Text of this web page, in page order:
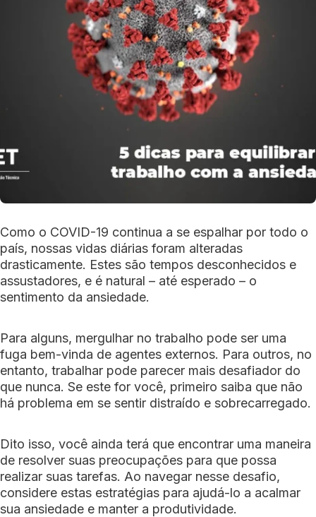
Como o COVID-19 continua a se espalhar por todo o
país, nossas vidas diárias foram alteradas
drasticamente. Estes são tempos desconhecidos e
assustadores, e é natural – até esperado – o
sentimento da ansiedade.
Para alguns, mergulhar no trabalho pode ser uma
fuga bem-vinda de agentes externos. Para outros, no
entanto, trabalhar pode parecer mais desafiador do
que nunca. Se este for você, primeiro saiba que não
há problema em se sentir distraído e sobrecarregado.
Dito isso, você ainda terá que encontrar uma maneira
de resolver suas preocupações para que possa
realizar suas tarefas. Ao navegar nesse desafio,
considere estas estratégias para ajudá-lo a acalmar
sua ansiedade e manter a produtividade.